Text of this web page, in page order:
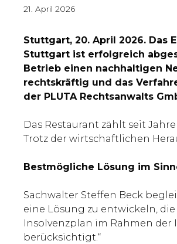
21. April 2026
Stuttgart, 20. April 2026. Das
Stuttgart ist erfolgreich
Betrieb einen nachhaltigen
rechtskräftig und das
der PLUTA Rechtsanwalts
Das Restaurant zählt seit
Trotz der wirtschaftlichen
Bestmögliche Lösung im
Sachwalter Steffen Beck
eine Lösung zu entwickeln,
Insolvenzplan im Rahmen
berücksichtigt.“